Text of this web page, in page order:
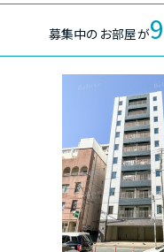
募集中のお部屋が9